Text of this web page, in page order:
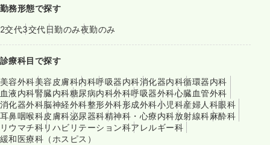
勤務形態で探す
2交代3交代日勤のみ夜勤のみ
診療科目で探す
美容外科美容皮膚科内科呼吸器内科消化器内科循環器内科
血液内科腎臓内科糖尿病内科外科呼吸器外科心臓血管外科
消化器外科脳神経外科整形外科形成外科小児科産婦人科眼科
耳鼻咽喉科皮膚科泌尿器科精神科・心療内科放射線科麻酔科
リウマチ科リハビリテーション科アレルギー科
緩和医療科（ホスピス）